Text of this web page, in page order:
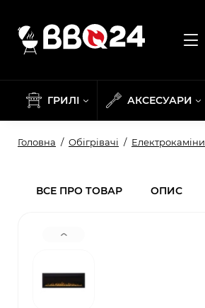
ГРИЛІ АКСЕСУАРИ
Головна Обігрівачі Електрокаміни
ВСЕ ПРО ТОВАР ОПИС